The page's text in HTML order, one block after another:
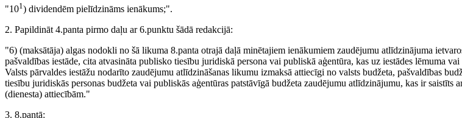
"101 ) dividendēm pielīdzināms ienākums;".
2. Papildināt 4.panta pirmo daļu ar 6.punktu šādā redakcijā:
"6) (maksātāja) algas nodokli no šā likuma 8.panta otrajā daļā minētajiem ienākumiem zaudējumu atlīdzinājuma
pašvaldības iestāde, cita atvasināta publisko tiesību juridiskā persona vai publiskā aģentūra, kas uz iestādes lēmuma vai
Valsts pārvaldes iestāžu nodarīto zaudējumu atlīdzināšanas likumu izmaksā attiecīgi no valsts budžeta, pašvaldības
tiesību juridiskās personas budžeta vai publiskās aģentūras patstāvīgā budžeta zaudējumu atlīdzinājumu, kas ir saistīts
(dienesta) attiecībām."
3. 8.pantā: